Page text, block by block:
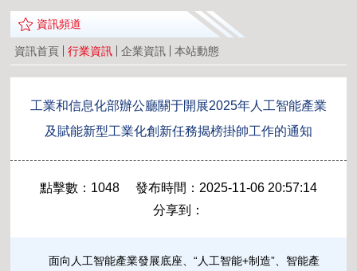
資訊頻道
資訊首頁 行業資訊 企業資訊 本站動態
工業和信息化部辦公廳關于開展2025年人工智能產業
及賦能新型工業化創新任務揭榜掛帥工作的通知
點擊數：1048 發布時間：2025-11-06 20:57:14
分享到：
面向人工智能產業發展底座、“人工智能+制造”、智能產